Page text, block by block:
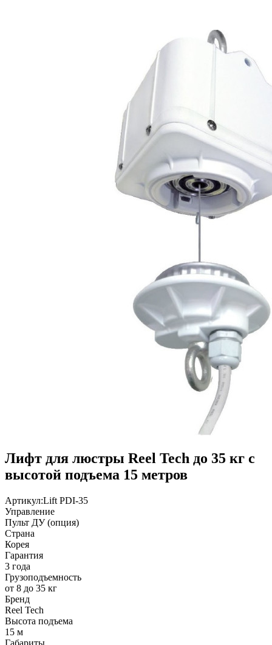
Лифт для люстры Reel Tech до 35 кг с
высотой подъема 15 метров
Артикул:Lift PDI-35
Управление
Пульт ДУ (опция)
Страна
Корея
Гарантия
3 года
Грузоподъемность
от 8 до 35 кг
Бренд
Reel Tech
Высота подъема
15 м
Габариты